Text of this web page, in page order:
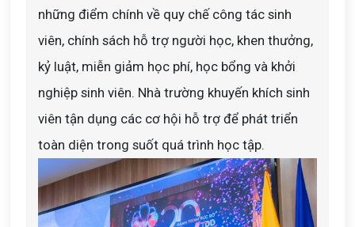
những điểm chính về quy chế công tác sinh
viên, chính sách hỗ trợ người học, khen thưởng,
kỷ luật, miễn giảm học phí, học bổng và khởi
nghiệp sinh viên. Nhà trường khuyến khích sinh
viên tận dụng các cơ hội hỗ trợ để phát triển
toàn diện trong suốt quá trình học tập.